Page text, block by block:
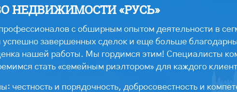
НЕДВИЖИМОСТИ «РУСЬ»
с обширным опытом деятельности в
успешно завершенных сделок и еще больше
нашей работы. Мы гордимся этим! Специалисты
стать «семейным риэлтором» для каждого
честность и порядочность, добросовестность и